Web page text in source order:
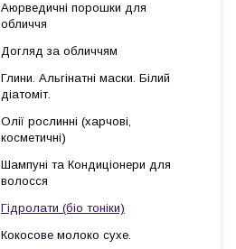
Аюрведичні порошки для
обличчя
Догляд за обличчям
Глини. Альгінатні маски. Білий
діатоміт.
Олії рослинні (харчові,
косметичні)
Шампуні та Кондиціонери для
волосся
Гідролати (біо тоніки)
Кокосове молоко сухе.